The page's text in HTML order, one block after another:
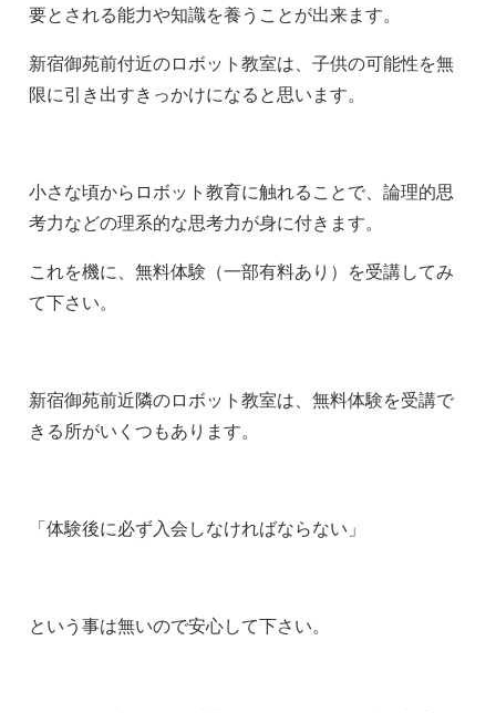
要とされる能力や知識を養うことが出来ます。
新宿御苑前付近のロボット教室は、子供の可能性を無
限に引き出すきっかけになると思います。
小さな頃からロボット教育に触れることで、論理的思
考力などの理系的な思考力が身に付きます。
これを機に、無料体験（一部有料あり）を受講してみ
て下さい。
新宿御苑前近隣のロボット教室は、無料体験を受講で
きる所がいくつもあります。
「体験後に必ず入会しなければならない」
という事は無いので安心して下さい。